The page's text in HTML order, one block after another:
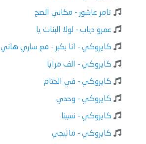
تامر عاشور - مكاني الصح
عمرو دياب - لولا البنات يا
كايروكي - انا بكبر - مع ساري هاني
كايروكي - الف مرايا
كايروكي - في الختام
كايروكي - وحدي
كايروكي - نسينا
كايروكي - ماتيجي